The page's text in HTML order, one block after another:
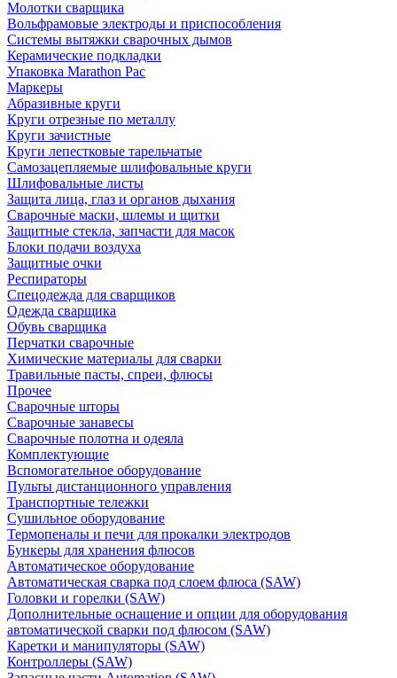
Молотки сварщика
Вольфрамовые электроды и приспособления
Системы вытяжки сварочных дымов
Керамические подкладки
Упаковка Marathon Pac
Маркеры
Абразивные круги
Круги отрезные по металлу
Круги зачистные
Круги лепестковые тарельчатые
Самозацепляемые шлифовальные круги
Шлифовальные листы
Защита лица, глаз и органов дыхания
Сварочные маски, шлемы и щитки
Защитные стекла, запчасти для масок
Блоки подачи воздуха
Защитные очки
Респираторы
Спецодежда для сварщиков
Одежда сварщика
Обувь сварщика
Перчатки сварочные
Химические материалы для сварки
Травильные пасты, спреи, флюсы
Прочее
Сварочные шторы
Сварочные занавесы
Сварочные полотна и одеяла
Комплектующие
Вспомогательное оборудование
Пульты дистанционного управления
Транспортные тележки
Сушильное оборудование
Термопеналы и печи для прокалки электродов
Бункеры для хранения флюсов
Автоматическое оборудование
Автоматическая сварка под слоем флюса (SAW)
Головки и горелки (SAW)
Дополнительные оснащение и опции для оборудования
автоматической сварки под флюсом (SAW)
Каретки и манипуляторы (SAW)
Контроллеры (SAW)